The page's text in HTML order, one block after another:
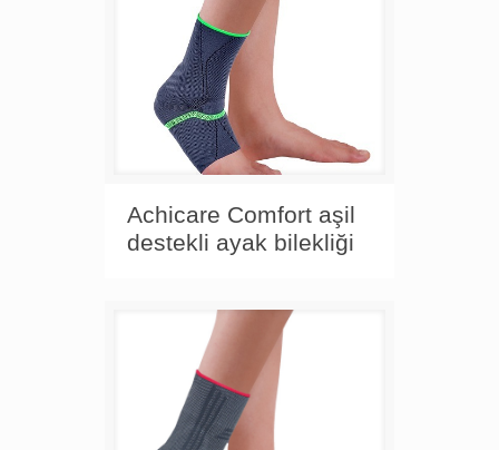
Achicare Comfort aşil
destekli ayak bilekliği